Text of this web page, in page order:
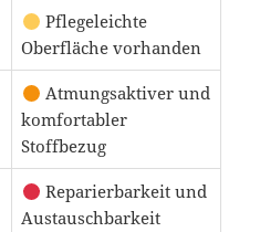
Pflegeleichte
Oberfläche vorhanden
Atmungsaktiver und
komfortabler
Stoffbezug
Reparierbarkeit und
Austauschbarkeit